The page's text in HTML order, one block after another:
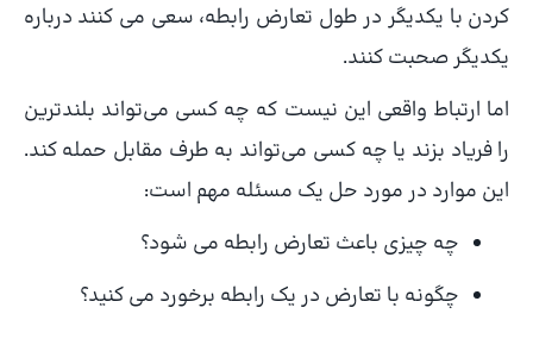
کردن با یکدیگر در طول تعارض رابطه، سعی می کنند درباره
یکدیگر صحبت کنند.
اما ارتباط واقعی این نیست که چه کسی می‌تواند بلندترین
را فریاد بزند یا چه کسی می‌تواند به طرف مقابل حمله کند.
این موارد در مورد حل یک مسئله مهم است:
چه چیزی باعث تعارض رابطه می شود؟
چگونه با تعارض در یک رابطه برخورد می کنید؟